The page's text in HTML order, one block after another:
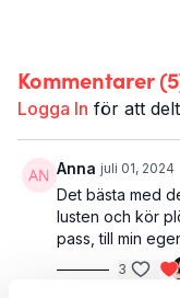
Kommentarer (5
Logga In för att
Anna juli 01, 2024
Det bästa med
lusten och kör
pass, till min
3